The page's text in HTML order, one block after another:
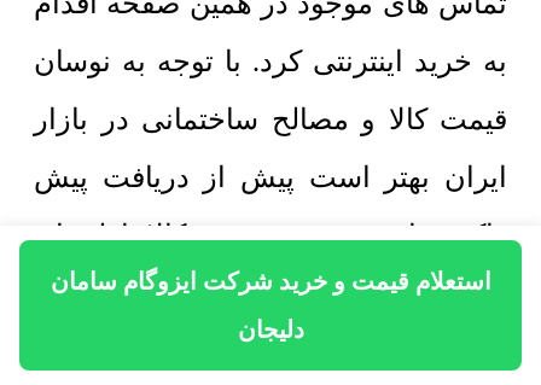
استعلام قیمت و خرید شرکت ایزوگام سامان
دلیجان
به خرید اینترنتی کرد. با توجه به نوسان
قیمت کالا و مصالح ساختمانی در بازار
ایران بهتر است پیش از دریافت پیش
فاکتور از قیمت به روز کالا اطمینان
حاصل شود. فروش اینترنتی کالا پس از
اخذ فاکتور فروش از طریق پیامرسان